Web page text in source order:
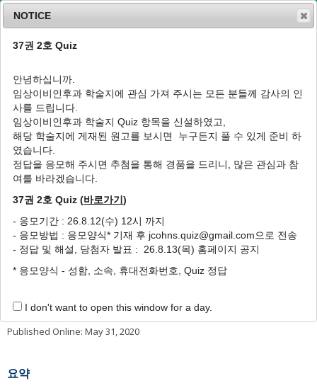
n
v
o
J Clin Otolaryngol Head Neck Surg
13(1 ): 41-49
pISSN: 1225-0244, eISSN: 2713-833X
DOI:https://doi.org/10.35420/jcohns.2002.13.1.41
Review
메니에르병의 청각학적 진단
고의경 1,*,이일우 1,전경명1
Audiologic Evaluation of Meniere’s
Disease-Dehydration Test and
Electrocochleography
1 ,* 1
Author Information & Copyright▼
Published Online: May 31, 2020
요약
NOTICE
37권 2호 Quiz
안녕하십니까.
임상이비인후과 학술지에 관심 가져 주시는 모든 분들께 감사의 인
사를 드립니다.
임상이비인후과 학술지 Quiz 항목을 신설하였고,
해당 학술지에 게재된 원고를 보시면 누구든지 풀 수 있게 준비 하
였습니다.
정답을 응모해 주시면 추첨을 통해 경품을 드리니, 많은 관심과 참
여를 바라겠습니다.
37권 2호 Quiz (바로가기)
- 응모기간 : 26.8.12(수) 12시 까지
- 응모방법 : 응모양식* 기재 후 jcohns.quiz@gmail.com으로 전송
- 정답 및 해설, 당첨자 발표 : 26.8.13(목) 홈페이지 공지
* 응모양식 - 성함, 소속, 휴대전화번호, Quiz 정답
I don't want to open this window for a day.